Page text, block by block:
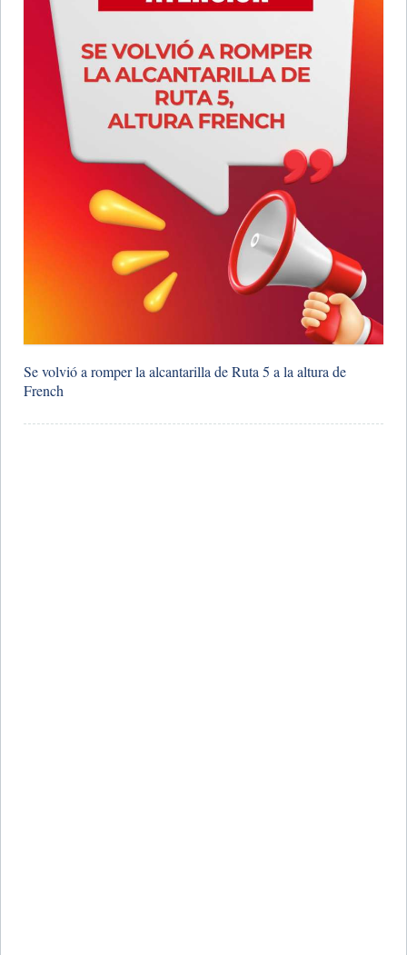
Se volvió a romper la alcantarilla de Ruta 5 a la altura de
French